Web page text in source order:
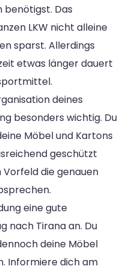
benötigst. Das
LKW nicht alleine
sparst. Allerdings
etwas länger dauert
deines
besonders wichtig. Du
Möbel und Kartons
geschützt
Vorfeld die genauen
eine gute
nach Tirana an. Du
deine Möbel
Informiere dich am